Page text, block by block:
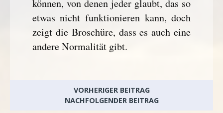
können, von denen jeder glaubt, das so
etwas nicht funktionieren kann, doch
zeigt die Broschüre, dass es auch eine
andere Normalität gibt.
VORHERIGER BEITRAG
NACHFOLGENDER BEITRAG